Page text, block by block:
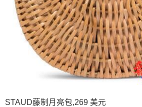
STAUD藤制月亮包,269 美元